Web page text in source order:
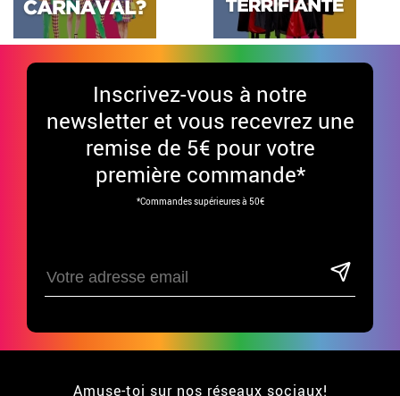
Inscrivez-vous à notre
newsletter et vous recevrez une
remise de 5€ pour votre
première commande*
*Commandes supérieures à 50€
Amuse-toi sur nos réseaux sociaux!